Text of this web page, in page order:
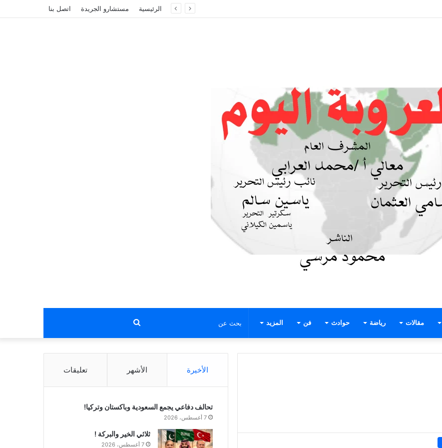
الرئيسية مستشارو الجريدة اتصل بنا
مقالات رياضة حوادث فن المزيد بحث
عن
الأخيرة الأشهر تعليقات
تحالف دفاعي يجمع السعودية وباكستان وتركيا!
7 أغسطس، 2026
ثلاثي الخير والبركة !
7 أغسطس، 2026